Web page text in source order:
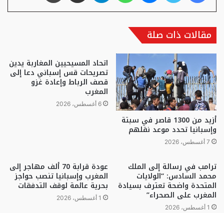
مقالات ذات صلة
أزيد من 1300 قاصر في سبتة
وإسبانيا تحدد موعد نقلهم
7 أغسطس، 2026
اتحاد المسيحيين المغاربة يدين
تصريحات قس إسباني دعا إلى
قصف الرباط وإعادة غزو
المغرب
6 أغسطس، 2026
ترامب في رسالة إلى الملك
محمد السادس: “الولايات
المتحدة واضحة تعترف بسيادة
المغرب على الصحراء”
1 أغسطس، 2026
عودة قرابة 70 ألف مهاجر إلى
المغرب وإسبانيا تنصب حواجز
بحرية عائمة لوقف التدفقات
1 أغسطس، 2026